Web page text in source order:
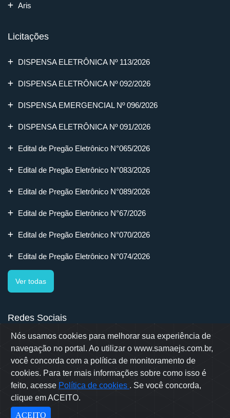
Nós usamos cookies para melhorar sua experiência de
navegação no portal. Ao utilizar o www.samaejs.com.br,
você concorda com a política de monitoramento de
cookies. Para ter mais informações sobre como isso é
feito, acesse Política de cookies . Se você concorda,
clique em ACEITO.
ACEITO
Aris
Licitações
DISPENSA ELETRÔNICA Nº 113/2026
DISPENSA ELETRÔNICA Nº 092/2026
DISPENSA EMERGENCIAL Nº 096/2026
DISPENSA ELETRÔNICA Nº 091/2026
Edital de Pregão Eletrônico N°065/2026
Edital de Pregão Eletrônico N°083/2026
Edital de Pregão Eletrônico N°089/2026
Edital de Pregão Eletrônico N°67/2026
Edital de Pregão Eletrônico N°070/2026
Edital de Pregão Eletrônico N°074/2026
Ver todas
Redes Sociais
Rua Erwino Menegotti, 478 - Bairro Água Verde - Jaraguá do Sul
- SC
Samae © 2022 - Todos os direitos reservados
Desenvolvido por: OWL Mídia Agência Digital